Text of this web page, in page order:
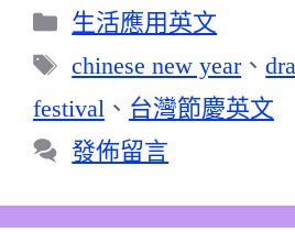
分
類
生活應用英文
標
籤
chinese new year、
festival 、 台灣節慶英文
發佈留言